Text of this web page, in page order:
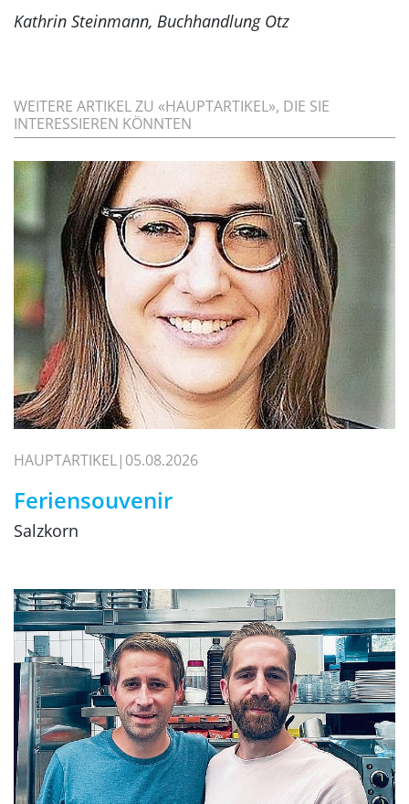
Kathrin Steinmann, Buchhandlung Otz
WEITERE ARTIKEL ZU «HAUPTARTIKEL», DIE SIE
INTERESSIEREN KÖNNTEN
HAUPTARTIKEL 05.08.2026
Feriensouvenir
Salzkorn